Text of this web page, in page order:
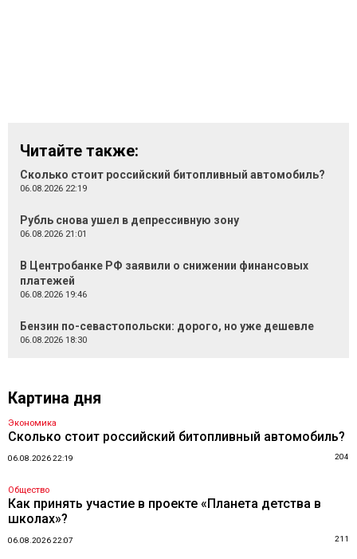
Читайте также:
Сколько стоит российский битопливный автомобиль?
06.08.2026 22:19
Рубль снова ушел в депрессивную зону
06.08.2026 21:01
В Центробанке РФ заявили о снижении финансовых
платежей
06.08.2026 19:46
Бензин по-севастопольски: дорого, но уже дешевле
06.08.2026 18:30
Картина дня
Экономика
Сколько стоит российский битопливный автомобиль?
06.08.2026 22:19 204
Общество
Как принять участие в проекте «Планета детства в
школах»?
06.08.2026 22:07 211